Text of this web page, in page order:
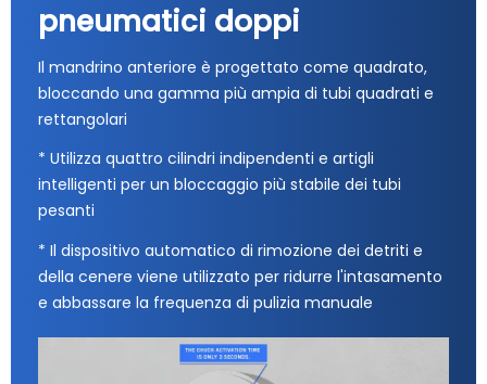
pneumatici doppi
Il mandrino anteriore è progettato come quadrato,
bloccando una gamma più ampia di tubi quadrati e
rettangolari
* Utilizza quattro cilindri indipendenti e artigli
intelligenti per un bloccaggio più stabile dei tubi
pesanti
* Il dispositivo automatico di rimozione dei detriti e
della cenere viene utilizzato per ridurre l'intasamento
e abbassare la frequenza di pulizia manuale